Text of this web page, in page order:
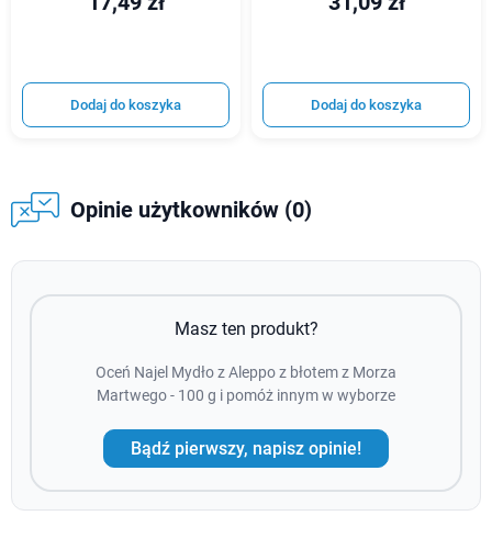
Dodaj do koszyka Dodaj do koszyka
Opinie użytkowników (0)
Masz ten produkt?
Oceń Najel Mydło z Aleppo z błotem z Morza
Martwego - 100 g i pomóż innym w wyborze
Bądź pierwszy, napisz opinie!